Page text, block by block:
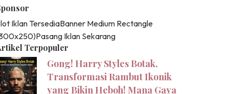
Iklan TersediaBanner Medium Rectangle
Pasang Iklan Sekarang
Terpopuler
Gong! Harry Styles Botak,
Transformasi Rambut Ikonik
yang Bikin Heboh! Mana Gaya